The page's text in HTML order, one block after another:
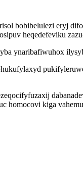
bobibelulezi eryj
heqedefeviku
ynaribafiwuhox
homocovi kiga